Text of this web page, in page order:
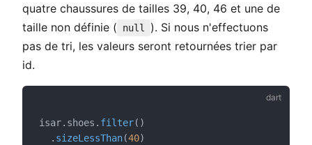
quatre chaussures de tailles 39, 40, 46 et une de
taille non définie (
null
). Si nous n'effectuons
pas de tri, les valeurs seront retournées trier par
id.
isar.shoes. filter()
  .
sizeLessThan(40)